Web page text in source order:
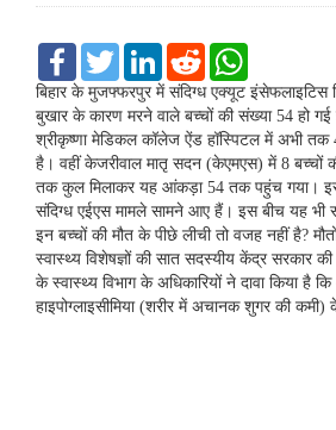
F
c
e
o
o
k
T
i
t
e
r
L
n
k
e
d
I
n
R
d
d
t
a
t
A
p
p
बिहार के मुजफ्फरपुर में संदिग्ध एक्यूट इंसेफलाइटिस
बुखार के कारण मरने वाले बच्चों की संख्या 54 हो
श्रीकृष्णा मेडिकल कॉलेज ऐंड हॉस्पिटल में अभी तक
है। वहीं केजरीवाल मातृ सदन (केएमएस) में 8 बच्चों
तक कुल मिलाकर यह आंकड़ा 54 तक पहुंच गया।
संदिग्ध एईएस मामले सामने आए हैं। इस बीच यह भी
इन बच्चों की मौत के पीछे लीची तो वजह नहीं है?
स्वास्थ्य विशेषज्ञों की सात सदस्यीय केंद्र सरकार
के स्वास्थ्य विभाग के अधिकारियों ने दावा किया है
हाइपोग्लाइसीमिया (शरीर में अचानक शुगर की